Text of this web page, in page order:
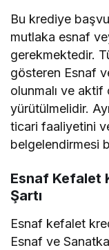
Bu krediye
mutlaka esnaf
gerekmektedir.
gösteren Esnaf
olunmalı ve
yürütülmelidir.
ticari faaliyetini
belgelendirmesi
Esnaf Kefalet
Şartı
Esnaf kefalet
Esnaf ve